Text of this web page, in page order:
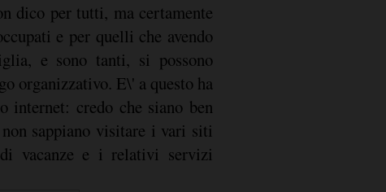
dico per tutti, ma certamente
e per quelli che avendo
e sono tanti, si possono
organizzativo. E\' a questo ha
internet: credo che siano ben
sappiano visitare i vari siti
vacanze e i relativi servizi